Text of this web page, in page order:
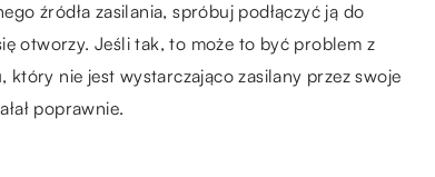
źródła zasilania, spróbuj podłączyć ją do
otworzy. Jeśli tak, to może to być problem z
nie jest wystarczająco zasilany przez swoje
poprawnie.